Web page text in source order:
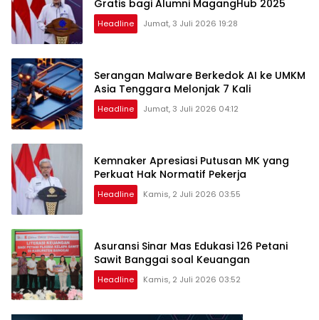
Gratis bagi Alumni MagangHub 2025
Headline Jumat, 3 Juli 2026 19:28
Serangan Malware Berkedok AI ke UMKM
Asia Tenggara Melonjak 7 Kali
Headline Jumat, 3 Juli 2026 04:12
Kemnaker Apresiasi Putusan MK yang
Perkuat Hak Normatif Pekerja
Headline Kamis, 2 Juli 2026 03:55
Asuransi Sinar Mas Edukasi 126 Petani
Sawit Banggai soal Keuangan
Headline Kamis, 2 Juli 2026 03:52